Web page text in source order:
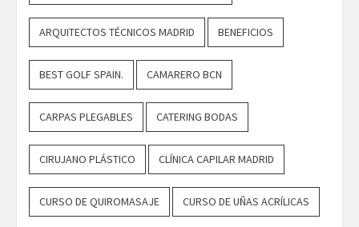
ARQUITECTOS TÉCNICOS MADRID BENEFICIOS
BEST GOLF SPAIN. CAMARERO BCN
CARPAS PLEGABLES CATERING BODAS
CIRUJANO PLÁSTICO CLÍNICA CAPILAR MADRID
CURSO DE QUIROMASAJE CURSO DE UÑAS ACRÍLICAS